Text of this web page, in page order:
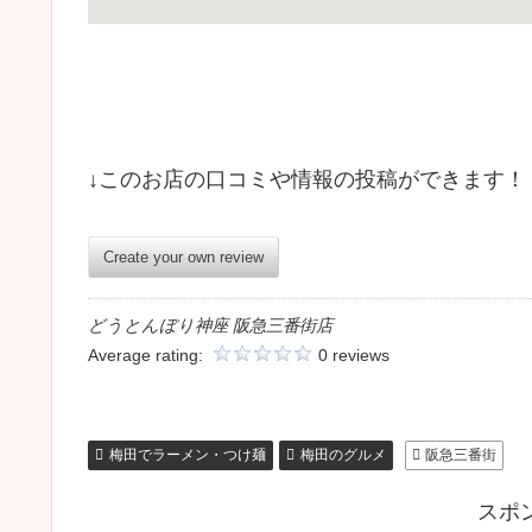
↓このお店の口コミや情報の投稿ができます！
Create your own review
どうとんぼり神座 阪急三番街店
Average rating:
0 reviews
梅田でラーメン・つけ麺 梅田のグルメ 阪急三番街
スポ